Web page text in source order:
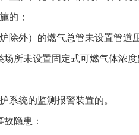
的；
除外）的燃气总管未设置管
所未设置固定式可燃气体浓度
系统的监测报警装置的。
隐患：